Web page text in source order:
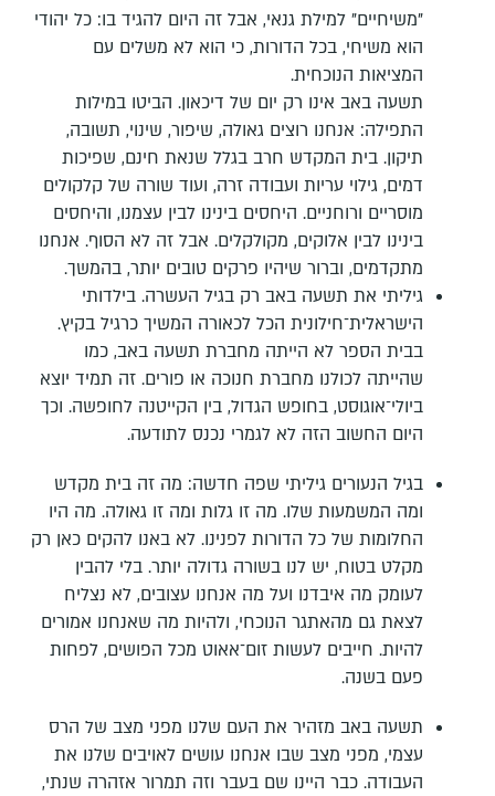
"משיחיים" למילת גנאי, אבל זה היום להגיד בו: כל יהודי
הוא משיחי, בכל הדורות, כי הוא לא משלים עם
המציאות הנוכחית.
תשעה באב אינו רק יום של דיכאון. הביטו במילות
התפילה: אנחנו רוצים גאולה, שיפור, שינוי, תשובה,
תיקון. בית המקדש חרב בגלל שנאת חינם, שפיכות
דמים, גילוי עריות ועבודה זרה, ועוד שורה של קלקולים
מוסריים ורוחניים. היחסים בינינו לבין עצמנו, והיחסים
בינינו לבין אלוקים, מקולקלים. אבל זה לא הסוף. אנחנו
מתקדמים, וברור שיהיו פרקים טובים יותר, בהמשך.
גיליתי את תשעה באב רק בגיל העשרה. בילדותי
הישראלית־חילונית הכל לכאורה המשיך כרגיל בקיץ.
בבית הספר לא הייתה מחברת תשעה באב, כמו
שהייתה לכולנו מחברת חנוכה או פורים. זה תמיד יוצא
ביולי־אוגוסט, בחופש הגדול, בין הקייטנה לחופשה. וכך
היום החשוב הזה לא לגמרי נכנס לתודעה.
בגיל הנעורים גיליתי שפה חדשה: מה זה בית מקדש
ומה המשמעות שלו. מה זו גלות ומה זו גאולה. מה היו
החלומות של כל הדורות לפנינו. לא באנו להקים כאן רק
מקלט בטוח, יש לנו בשורה גדולה יותר. בלי להבין
לעומק מה איבדנו ועל מה אנחנו עצובים, לא נצליח
לצאת גם מהאתגר הנוכחי, ולהיות מה שאנחנו אמורים
להיות. חייבים לעשות זום־אאוט מכל הפושים, לפחות
פעם בשנה.
תשעה באב מזהיר את העם שלנו מפני מצב של הרס
עצמי, מפני מצב שבו אנחנו עושים לאויבים שלנו את
העבודה. כבר היינו שם בעבר וזה תמרור אזהרה שנתי,